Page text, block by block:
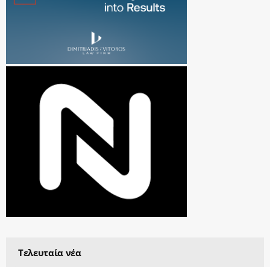
Τελευταία νέα